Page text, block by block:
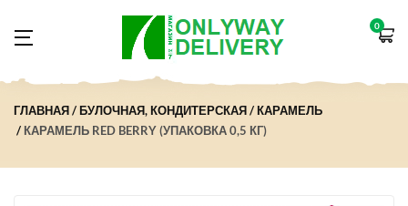
0
ГЛАВНАЯ БУЛОЧНАЯ, КОНДИТЕРСКАЯ
КАРАМЕЛЬ
КАРАМЕЛЬ RED BERRY (УПАКОВКА 0,5 КГ)